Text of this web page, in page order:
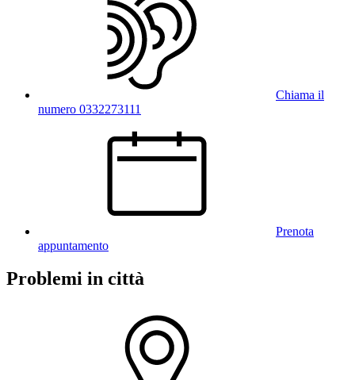
Chiama il
numero 0332273111
Prenota
appuntamento
Problemi in città